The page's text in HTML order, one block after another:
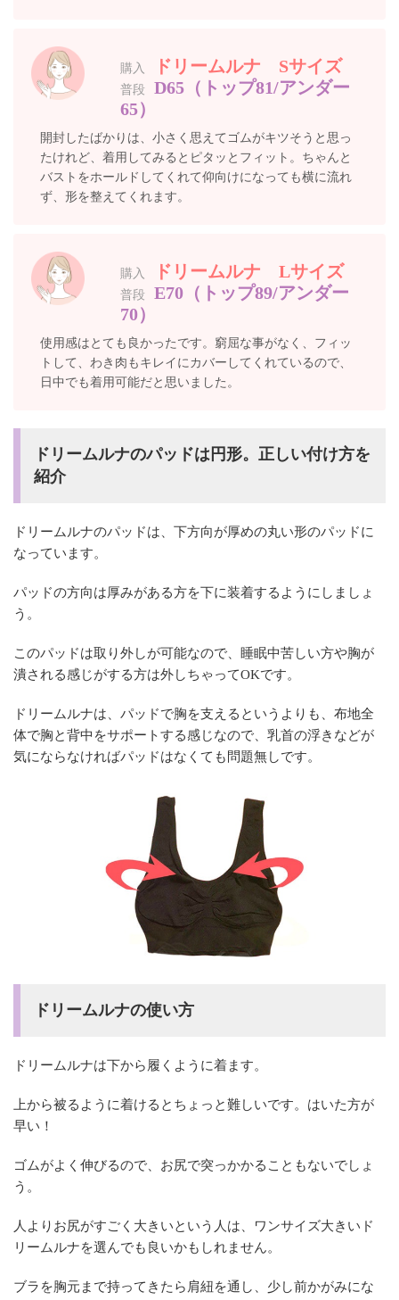
購入 ドリームルナ Sサイズ
普段
D65（トップ81/アンダー
65）
開封したばかりは、小さく思えてゴムがキツそうと思っ
たけれど、着用してみるとピタッとフィット。ちゃんと
バストをホールドしてくれて仰向けになっても横に流れ
ず、形を整えてくれます。
購入 ドリームルナ Lサイズ
普段
E70（トップ89/アンダー
70）
使用感はとても良かったです。窮屈な事がなく、フィッ
トして、わき肉もキレイにカバーしてくれているので、
日中でも着用可能だと思いました。
ドリームルナのパッドは円形。正しい付け方を
紹介
ドリームルナのパッドは、下方向が厚めの丸い形のパッドに
なっています。
パッドの方向は厚みがある方を下に装着するようにしましょ
う。
このパッドは取り外しが可能なので、睡眠中苦しい方や胸が
潰される感じがする方は外しちゃってOKです。
ドリームルナは、パッドで胸を支えるというよりも、布地全
体で胸と背中をサポートする感じなので、乳首の浮きなどが
気にならなければパッドはなくても問題無しです。
ドリームルナの使い方
ドリームルナは下から履くように着ます。
上から被るように着けるとちょっと難しいです。はいた方が
早い！
ゴムがよく伸びるので、お尻で突っかかることもないでしょ
う。
人よりお尻がすごく大きいという人は、ワンサイズ大きいド
リームルナを選んでも良いかもしれません。
ブラを胸元まで持ってきたら肩紐を通し、少し前かがみにな